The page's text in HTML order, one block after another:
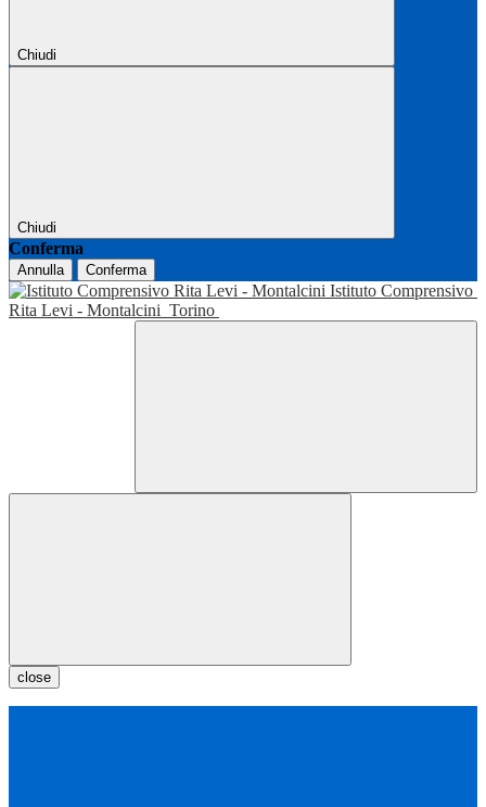
Chiudi
Chiudi
Conferma
Annulla Conferma
Istituto Comprensivo
Rita Levi - Montalcini Torino
close